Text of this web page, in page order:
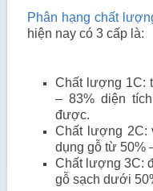
Phân hạng chất
hiện nay có 3 cấp là:
Chất lượng 1C:
– 83% diện
được.
Chất lượng 2C:
dụng gỗ từ 50%
Chất lượng 3C:
gỗ sạch dưới